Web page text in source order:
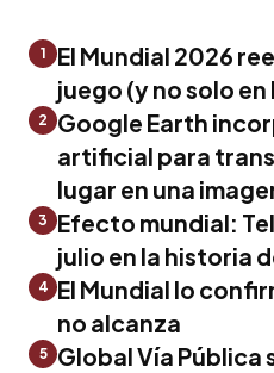
1
El Mundial 2026
juego (y no solo
2
Google Earth
artificial para
lugar en una
3
Efecto mundial:
julio en la historia
4 El Mundial lo
no alcanza
5
Global Vía Pública